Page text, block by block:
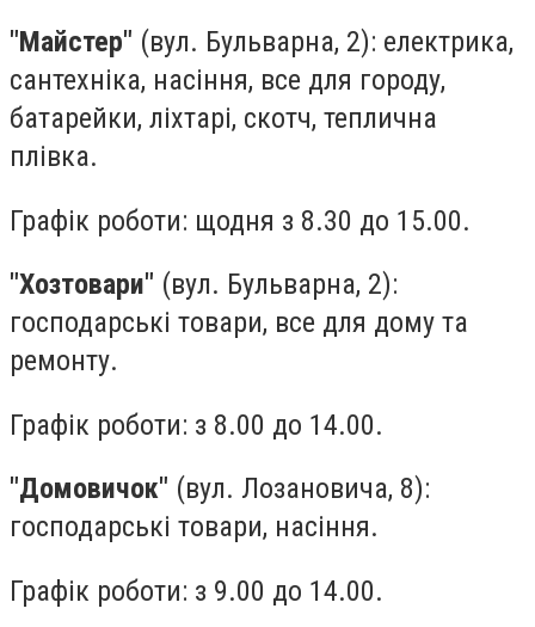
"Майстер" (вул. Бульварна, 2): електрика,
сантехніка, насіння, все для городу,
батарейки, ліхтарі, скотч, теплична
плівка.
Графік роботи: щодня з 8.30 до 15.00.
"Хозтовари" (вул. Бульварна, 2):
господарські товари, все для дому та
ремонту.
Графік роботи: з 8.00 до 14.00.
"Домовичок" (вул. Лозановича, 8):
господарські товари, насіння.
Графік роботи: з 9.00 до 14.00.